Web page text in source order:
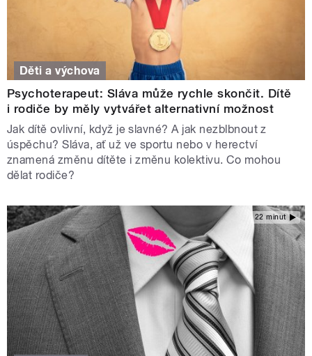
Děti a výchova
Psychoterapeut: Sláva může rychle skončit. Dítě
i rodiče by měly vytvářet alternativní možnost
Jak dítě ovlivní, když je slavné? A jak nezblbnout z
úspěchu? Sláva, ať už ve sportu nebo v herectví
znamená změnu dítěte i změnu kolektivu. Co mohou
dělat rodiče?
22 minut